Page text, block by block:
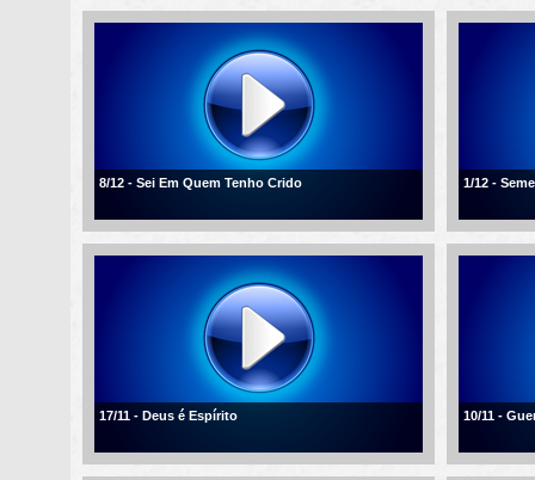
8/12 - Sei Em Quem Tenho Crido 1/12 -
17/11 - Deus é Espírito 10/11 -